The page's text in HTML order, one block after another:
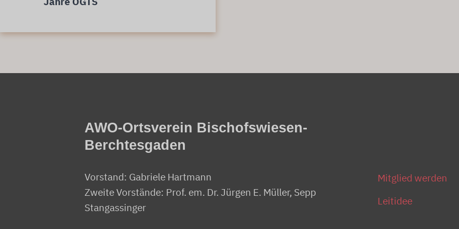
AWO-Ortsverein Bischofswiesen-
Berchtesgaden
Vorstand: Gabriele Hartmann
Zweite Vorstände: Prof. em. Dr. Jürgen E. Müller, Sepp
Stangassinger
Mitglied werden
Leitidee